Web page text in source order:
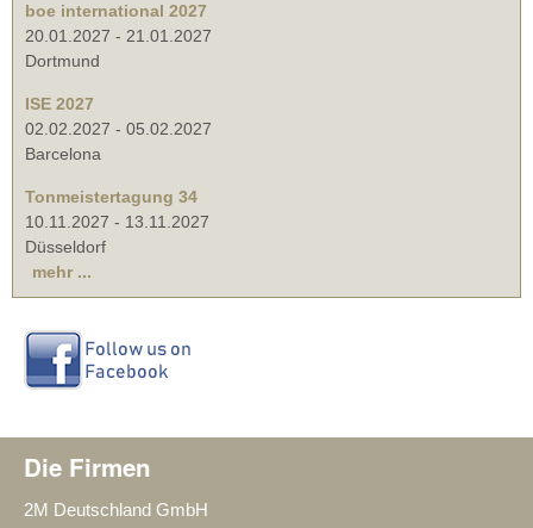
boe international 2027
20.01.2027 - 21.01.2027
Dortmund
ISE 2027
02.02.2027 - 05.02.2027
Barcelona
Tonmeistertagung 34
10.11.2027 - 13.11.2027
Düsseldorf
mehr ...
Die Firmen
2M Deutschland GmbH